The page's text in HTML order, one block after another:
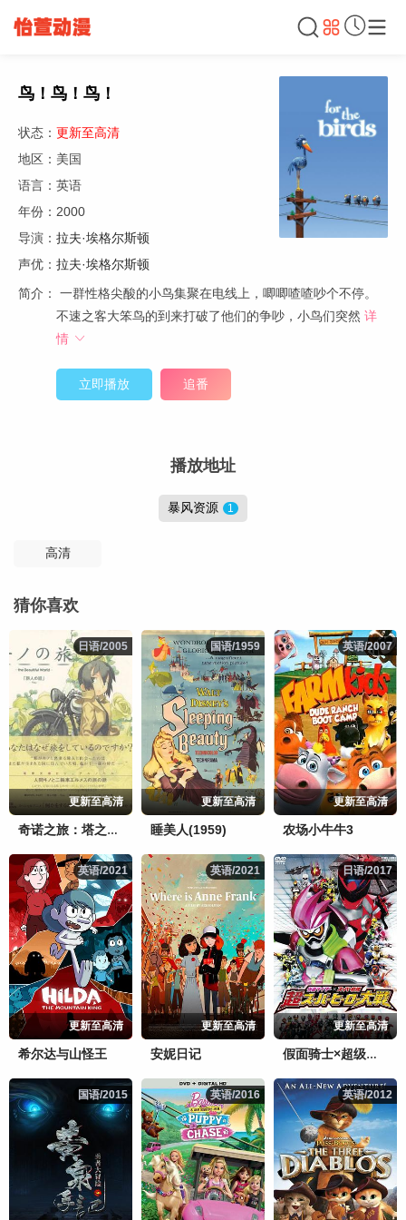
鸟！鸟！鸟！
状态： 更新至高清
地区：美国
语言：英语
年份：2000
导演： 拉夫·埃格尔斯顿
声优： 拉夫·埃格尔斯顿
简介：
一群性格尖酸的小鸟集聚在电线上，唧唧喳喳吵个不停。
不速之客大笨鸟的到来打破了他们的争吵，小鸟们突然 详
情
立即播放 追番
播放地址
暴风资源 1
高清
猜你喜欢
日语/2005
日语/2005
更新至高清
奇诺之旅：塔之国-FreeLance-
国语/1959
国语/1959
更新至高清
睡美人(1959)
英语/2007
英语/2007
更新至高清
农场小牛牛3
英语/2021
英语/2021
更新至高清
希尔达与山怪王
英语/2021
英语/2021
更新至高清
安妮日记
日语/2017
日语/2017
更新至高清
假面骑士×超级战队超超级英雄大战
国语/2015
国语/2015 英语/2016
英语/2016 英语/2012
英语/2012